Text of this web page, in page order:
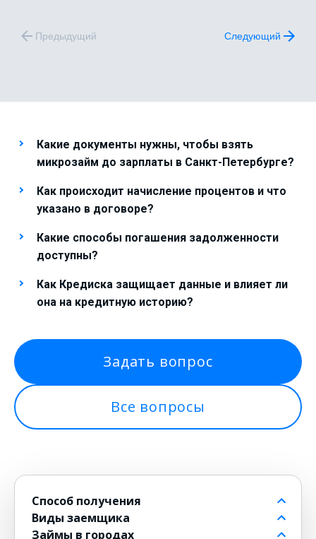
Предыдущий Следующий
Какие документы нужны, чтобы взять
микрозайм до зарплаты в Санкт-Петербурге?
Как происходит начисление процентов и что
указано в договоре?
Какие способы погашения задолженности
доступны?
Как Кредиска защищает данные и влияет ли
она на кредитную историю?
Задать вопрос
Все вопросы
Способ получения
На банковский счет
Через контакт
Виды заемщика
Пенсионерам до 80 лет
Займы в городах